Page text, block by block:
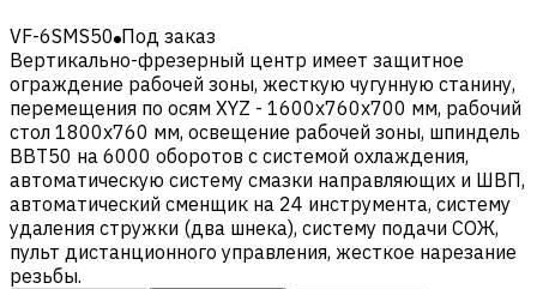
VF-6SMS50 Под заказ
Вертикально-фрезерный центр имеет защитное
ограждение рабочей зоны, жесткую чугунную станину,
перемещения по осям XYZ - 1600х760х700 мм, рабочий
стол 1800х760 мм, освещение рабочей зоны, шпиндель
BBT50 на 6000 оборотов с системой охлаждения,
автоматическую систему смазки направляющих и ШВП,
автоматический сменщик на 24 инструмента, систему
удаления стружки (два шнека), систему подачи СОЖ,
пульт дистанционного управления, жесткое нарезание
резьбы.